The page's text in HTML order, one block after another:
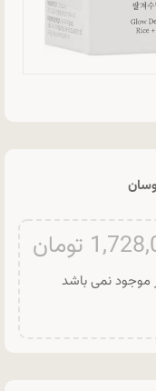
تومان
موجود نمی باشد